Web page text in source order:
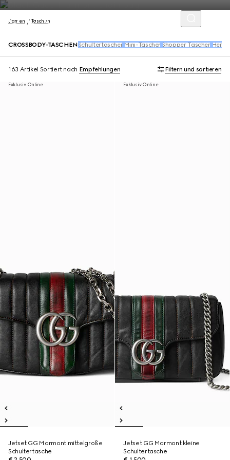
Damen Taschen
CROSSBODY-TASCHEN Schultertaschen Mini-Taschen Shopper Taschen
163 Artikel Sortiert nach Empfehlungen Filtern und sortieren
Exklusiv Online
Jetset GG Marmont mittelgroße
Schultertasche
Exklusiv Online
Jetset GG Marmont kleine
Schultertasche